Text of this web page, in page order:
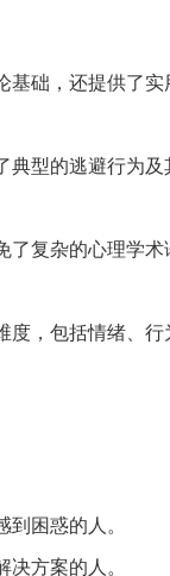
基础，还提供了
典型的逃避行为
了复杂的心理学
度，包括情绪、
困惑的人。
方案的人。